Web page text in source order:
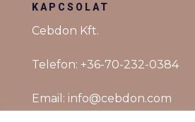
KAPCSOLAT
Cebdon Kft.
Telefon: +36-70-232-0384
Email: info@cebdon.com